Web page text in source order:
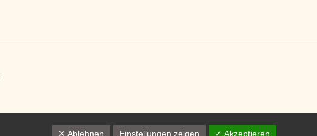
✓ Akzeptieren
Einstellungen zeigen
✕ Ablehnen